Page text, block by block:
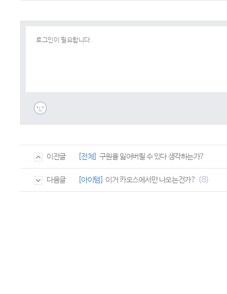
이전글 [전체] 구원을 잃어버릴 수 있다 생각하는가?
다음글 [아이템] 이거 카오스에서만 나오는건가? (8)